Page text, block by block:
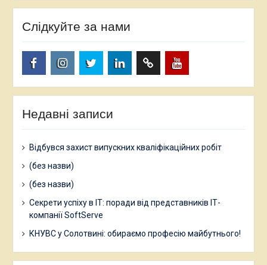
Слідкуйте за нами
Недавні записи
Відбувся захист випускних кваліфікаційних робіт
(без назви)
(без назви)
Секрети успіху в ІТ: поради від представників ІТ-
компанії SoftServe
КНУВС у Солотвині: обираємо професію майбутнього!